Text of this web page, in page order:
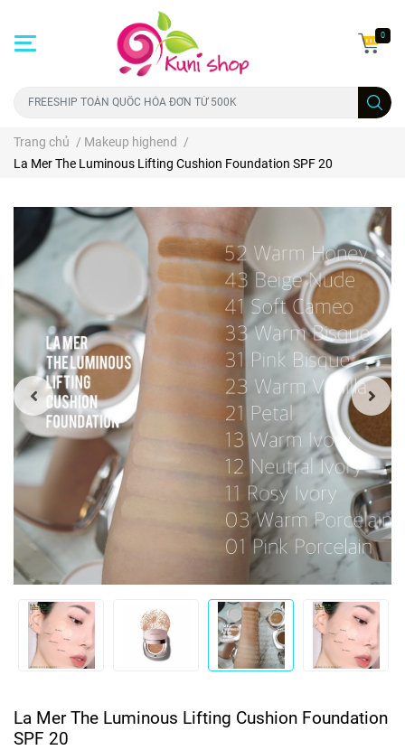
0
Trang chủ / Makeup highend
/
La Mer The Luminous Lifting Cushion Foundation SPF 20
La Mer The Luminous Lifting Cushion Foundation
SPF 20